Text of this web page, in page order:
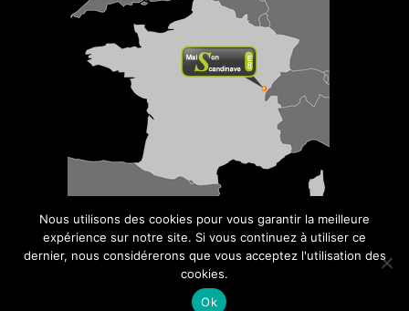
Maison Scandinave
Sauna, Spa - Tous droits réservés | Site réalisé
Nous utilisons des cookies pour vous garantir la meilleure
expérience sur notre site. Si vous continuez à utiliser ce
dernier, nous considérerons que vous acceptez l'utilisation des
cookies.
Ok